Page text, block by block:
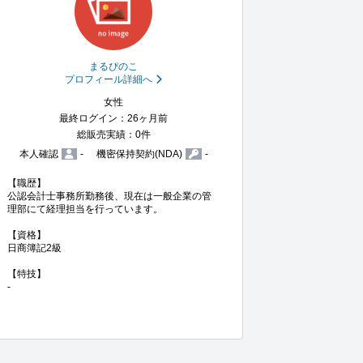
まるぴのこ
プロフィール詳細へ
女性
最終ログイン：26ヶ月前
総販売実績：0件
本人確認
- 機密保持契約(NDA) -
【職歴】
公認会計士事務所勤務後、現在は一般企業の管
理部にて経理担当を行っています。
【資格】
日商簿記2級
【特技】
-